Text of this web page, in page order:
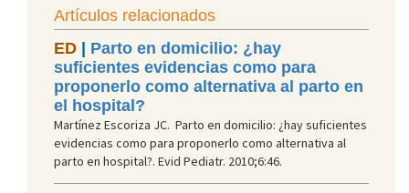
Artículos relacionados
ED | Parto en domicilio: ¿hay
suficientes evidencias como para
proponerlo como alternativa al parto en
el hospital?
Martínez Escoriza JC. Parto en domicilio: ¿hay suficientes
evidencias como para proponerlo como alternativa al
parto en hospital?. Evid Pediatr. 2010;6:46.